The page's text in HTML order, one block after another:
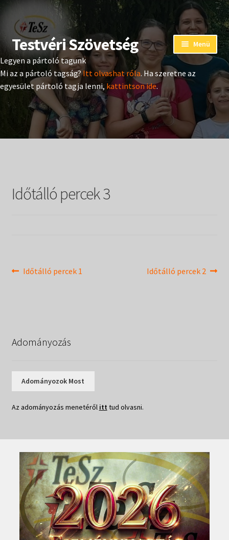
Ugrás
a
navigációhoz
Kilépés
a
tartalomba
Testvéri Szövetség Menü
Eseménynaptár
Adományozás
Pártoló tag belépés
Kiadványok
menu
Legyen a pártoló tagunk
Mi az a pártoló tagság?Itt olvashat róla. Ha szeretne az
egyesület pártoló tagja lenni, kattintson ide.
Időtálló percek 3
Bejegyzés
Previous
Időtálló percek 1
Next
Időtálló percek 2
Adományozás
Adományozok Most
Az adományozás menetéről itt tud olvasni.